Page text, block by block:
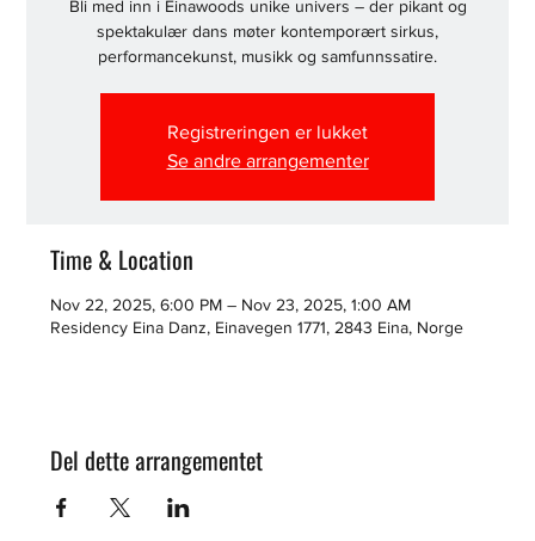
Bli med inn i Einawoods unike univers – der pikant og
spektakulær dans møter kontemporært sirkus,
performancekunst, musikk og samfunnssatire.
Registreringen er lukket
Se andre arrangementer
Time & Location
Nov 22, 2025, 6:00 PM – Nov 23, 2025, 1:00 AM
Residency Eina Danz, Einavegen 1771, 2843 Eina, Norge
Del dette arrangementet